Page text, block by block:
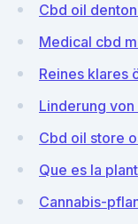
Cbd oil
Medical cbd
Reines klares
Linderung
Cbd oil store
Que es la
Cannabis-